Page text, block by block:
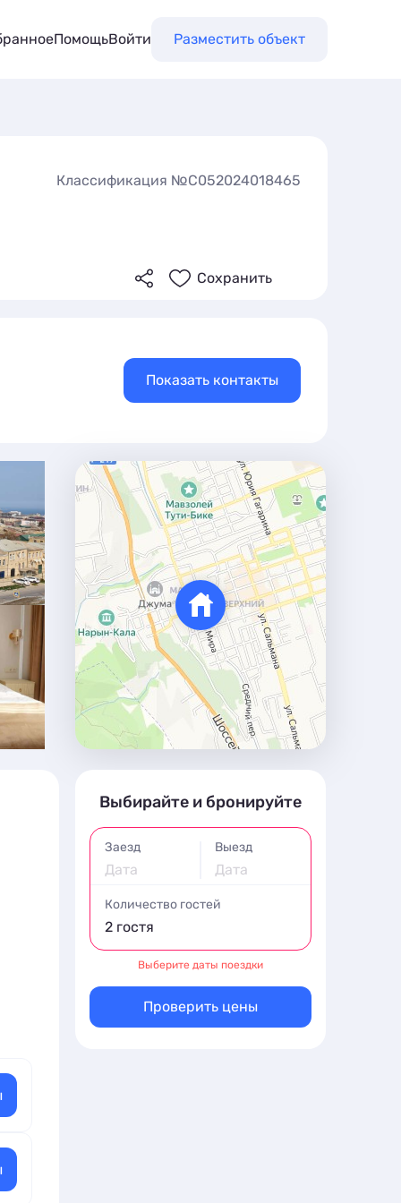
ПомощьВойти Разместить объект
Классификация №С052024018465
Сохранить
Показать контакты
Выбирайте и бронируйте
Заезд
Дата
Выезд
Дата
Количество гостей
2 гостя
Выберите даты поездки
Проверить цены